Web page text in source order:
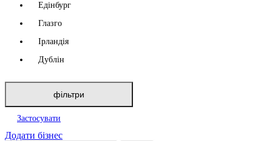
Едінбург
Глазго
Ірландія
Дублін
фільтри
Застосувати
Додати бізнес